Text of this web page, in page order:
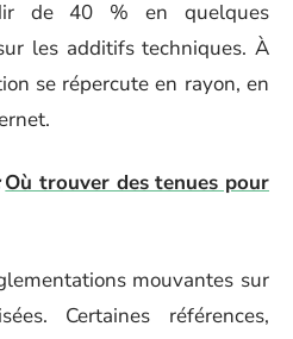
de 40 % en quelques
les additifs techniques. À
se répercute en rayon, en
Où trouver des tenues pour
mouvantes sur
Certaines références,